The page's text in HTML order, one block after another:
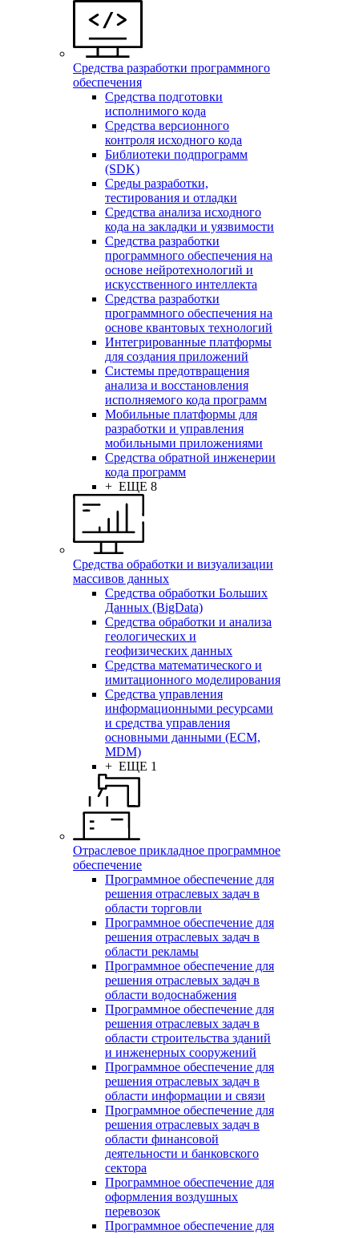
Средства разработки программного
обеспечения
Средства подготовки
исполнимого кода
Средства версионного
контроля исходного кода
Библиотеки подпрограмм
(SDK)
Среды разработки,
тестирования и отладки
Средства анализа исходного
кода на закладки и уязвимости
Средства разработки
программного обеспечения на
основе нейротехнологий и
искусственного интеллекта
Средства разработки
программного обеспечения на
основе квантовых технологий
Интегрированные платформы
для создания приложений
Системы предотвращения
анализа и восстановления
исполняемого кода программ
Мобильные платформы для
разработки и управления
мобильными приложениями
Средства обратной инженерии
кода программ
+ ЕЩЕ 8
Средства обработки и визуализации
массивов данных
Средства обработки Больших
Данных (BigData)
Средства обработки и анализа
геологических и
геофизических данных
Средства математического и
имитационного моделирования
Средства управления
информационными ресурсами
и средства управления
основными данными (ECM,
MDM)
+ ЕЩЕ 1
Отраслевое прикладное программное
обеспечение
Программное обеспечение для
решения отраслевых задач в
области торговли
Программное обеспечение для
решения отраслевых задач в
области рекламы
Программное обеспечение для
решения отраслевых задач в
области водоснабжения
Программное обеспечение для
решения отраслевых задач в
области строительства зданий
и инженерных сооружений
Программное обеспечение для
решения отраслевых задач в
области информации и связи
Программное обеспечение для
решения отраслевых задач в
области финансовой
деятельности и банковского
сектора
Программное обеспечение для
оформления воздушных
перевозок
Программное обеспечение для